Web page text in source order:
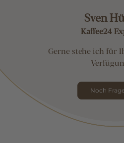
Sven
Kaffee24
Gerne stehe ich für
Noch